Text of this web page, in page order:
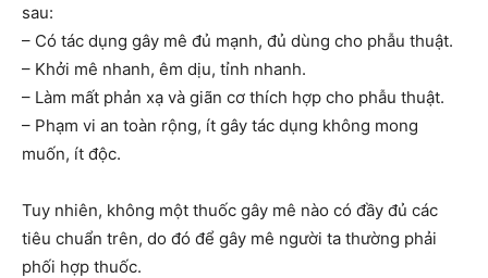
sau:
– Có tác dụng gây mê đủ mạnh, đủ dùng cho phẫu thuật.
– Khởi mê nhanh, êm dịu, tỉnh nhanh.
– Làm mất phản xạ và giãn cơ thích hợp cho phẫu thuật.
– Phạm vi an toàn rộng, ít gây tác dụng không mong
muốn, ít độc.
Tuy nhiên, không một thuốc gây mê nào có đầy đủ các
tiêu chuẩn trên, do đó để gây mê người ta thường phải
phối hợp thuốc.